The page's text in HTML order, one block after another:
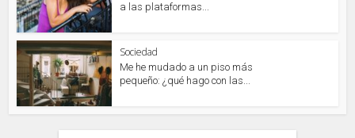
a las plataformas...
Sociedad
Me he mudado a un piso más
pequeño: ¿qué hago con las...